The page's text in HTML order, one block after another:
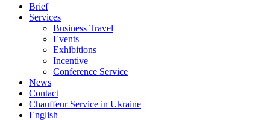
Brief
Services
Business Travel
Events
Exhibitions
Incentive
Conference Service
News
Contact
Chauffeur Service in Ukraine
English